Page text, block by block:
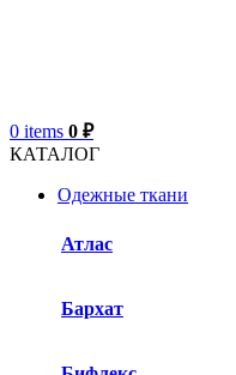
0 items 0 ₽
КАТАЛОГ
Одежные ткани
Атлас
Бархат​